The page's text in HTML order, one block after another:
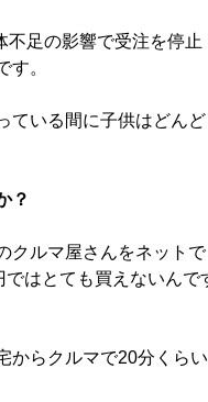
足の影響で受注を停止
。
ている間に子供はどんど
？
クルマ屋さんをネットで
はとても買えないんで
からクルマで20分くらい